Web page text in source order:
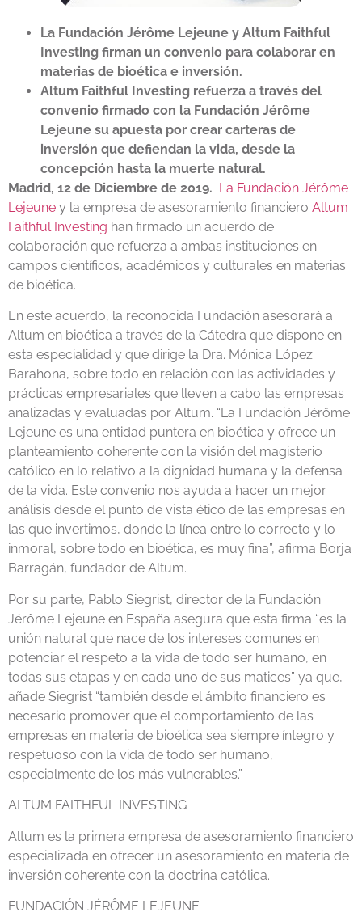
La Fundación Jérôme Lejeune y Altum Faithful
Investing firman un convenio para colaborar en
materias de bioética e inversión.
Altum Faithful Investing refuerza a través del
convenio firmado con la Fundación Jérôme
Lejeune su apuesta por crear carteras de
inversión que defiendan la vida, desde la
concepción hasta la muerte natural.
Madrid, 12 de Diciembre de 2019. La Fundación Jérôme
Lejeune y la empresa de asesoramiento financiero Altum
Faithful Investing han firmado un acuerdo de
colaboración que refuerza a ambas instituciones en
campos científicos, académicos y culturales en materias
de bioética.
En este acuerdo, la reconocida Fundación asesorará a
Altum en bioética a través de la Cátedra que dispone en
esta especialidad y que dirige la Dra. Mónica López
Barahona, sobre todo en relación con las actividades y
prácticas empresariales que lleven a cabo las empresas
analizadas y evaluadas por Altum. “La Fundación Jérôme
Lejeune es una entidad puntera en bioética y ofrece un
planteamiento coherente con la visión del magisterio
católico en lo relativo a la dignidad humana y la defensa
de la vida. Este convenio nos ayuda a hacer un mejor
análisis desde el punto de vista ético de las empresas en
las que invertimos, donde la línea entre lo correcto y lo
inmoral, sobre todo en bioética, es muy fina”, afirma Borja
Barragán, fundador de Altum.
Por su parte, Pablo Siegrist, director de la Fundación
Jérôme Lejeune en España asegura que esta firma “es la
unión natural que nace de los intereses comunes en
potenciar el respeto a la vida de todo ser humano, en
todas sus etapas y en cada uno de sus matices” ya que,
añade Siegrist “también desde el ámbito financiero es
necesario promover que el comportamiento de las
empresas en materia de bioética sea siempre íntegro y
respetuoso con la vida de todo ser humano,
especialmente de los más vulnerables.”
ALTUM FAITHFUL INVESTING
Altum es la primera empresa de asesoramiento financiero
especializada en ofrecer un asesoramiento en materia de
inversión coherente con la doctrina católica.
FUNDACIÓN JÉRÔME LEJEUNE